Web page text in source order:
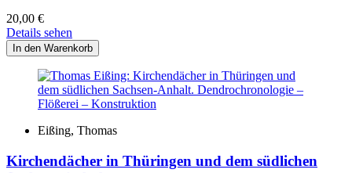
20,00 €
Details sehen
Eißing, Thomas
Kirchendächer in Thüringen und dem südlichen